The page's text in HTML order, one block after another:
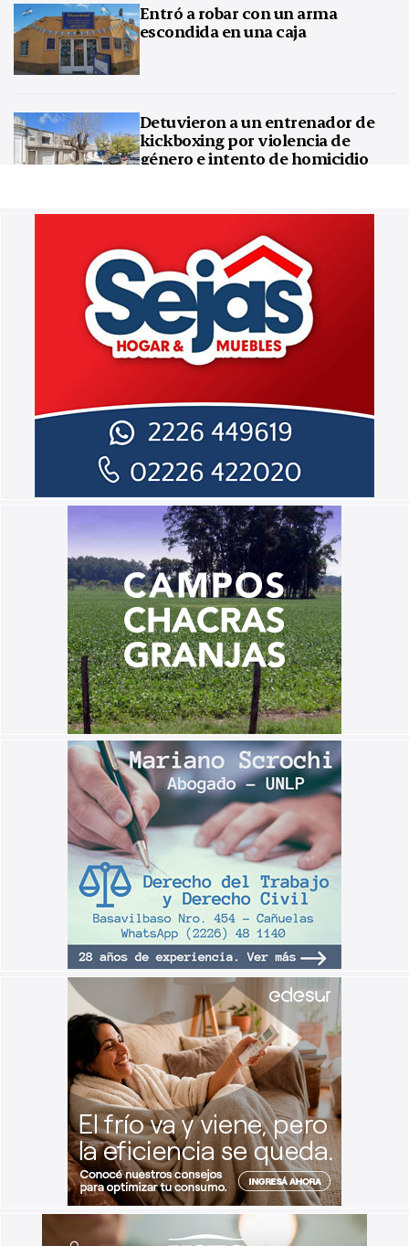
Entró a robar con un arma
escondida en una caja
Detuvieron a un entrenador de
kickboxing por violencia de
género e intento de homicidio